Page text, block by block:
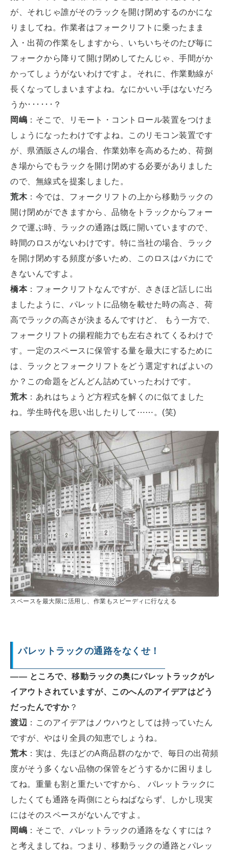
が、それじゃ誰がそのラックを開け閉めするのかにな
りましてね。作業者はフォークリフトに乗ったまま
入・出荷の作業をしますから、いちいちそのたび毎に
フォークから降りて開け閉めしてたんじゃ、手間がか
かってしょうがないわけですよ。それに、作業動線が
長くなってしまいますよね。なにかいい手はないだろ
うか･･････？
岡嶋 ：そこで、リモート・コントロール装置をつけま
しょうになったわけですよね。このリモコン装置です
が、県酒販さんの場合、作業効率を高めるため、荷捌
き場からでもラックを開け閉めする必要がありました
ので、無線式を提案しました。
荒木：今では、フォークリフトの上から移動ラックの
開け閉めができますから、品物をトラックからフォー
クで運ぶ時、ラックの通路は既に開いていますので、
時間のロスがないわけです。特に当社の場合、ラック
を開け閉めする頻度が多いため、このロスはバカにで
きないんですよ。
橋本：フォークリフトなんですが、さきほど話しに出
ましたように、パレットに品物を載せた時の高さ、荷
高でラックの高さが決まるんですけど、 もう一方で、
フォークリフトの揚程能力でも左右されてくるわけで
す。一定のスペースに保管する量を最大にするために
は、ラックとフォークリフトをどう選定すればよいの
か？この命題をどんどん詰めていったわけです。
荒木：あれはちょうど方程式を解くのに似てました
ね。学生時代を思い出したりして⋯⋯。(笑)
スペースを最大限に活用し、作業もスピーディに行なえる
パレットラックの通路をなくせ！
―― ところで、移動ラックの奥にパレットラックがレ
イアウトされていますが、このへんのアイデアはどう
だったんですか？
渡辺 ：このアイデアはノウハウとしては持っていたん
ですが、やはり全員の知恵でしょうね。
荒木：実は、先ほどのA商品群のなかで、毎日の出荷頻
度がそう多くない品物の保管をどうするかに困りまし
てね。重量も割と重たいですから、 パレットラックに
したくても通路を両側にとらねばならず、しかし現実
にはそのスペースがないんですよ。
岡嶋 ：そこで、パレットラックの通路をなくすには？
と考えましてね。つまり、移動ラックの通路とパレッ